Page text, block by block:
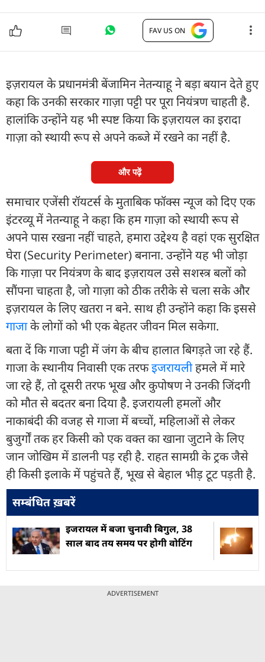
FAV US ON
इज़रायल के प्रधानमंत्री बेंजामिन नेतन्याहू ने बड़ा बयान देते हुए
कहा कि उनकी सरकार गाज़ा पट्टी पर पूरा नियंत्रण चाहती है.
हालांकि उन्होंने यह भी स्पष्ट किया कि इज़रायल का इरादा
गाज़ा को स्थायी रूप से अपने कब्जे में रखने का नहीं है.
और पढ़ें
समाचार एजेंसी रॉयटर्स के मुताबिक फॉक्स न्यूज को दिए एक
इंटरव्यू में नेतन्याहू ने कहा कि हम गाज़ा को स्थायी रूप से
अपने पास रखना नहीं चाहते, हमारा उद्देश्य है वहां एक सुरक्षित
घेरा (Security Perimeter) बनाना. उन्होंने यह भी जोड़ा
कि गाज़ा पर नियंत्रण के बाद इज़रायल उसे सशस्त्र बलों को
सौंपना चाहता है, जो गाज़ा को ठीक तरीके से चला सके और
इज़रायल के लिए खतरा न बने. साथ ही उन्होंने कहा कि इससे
गाजाके लोगों को भी एक बेहतर जीवन मिल सकेगा.
बता दें कि गाजा पट्टी में जंग के बीच हालात बिगड़ते जा रहे हैं.
गाजा के स्थानीय निवासी एक तरफइजरायली हमले में मारे
जा रहे हैं, तो दूसरी तरफ भूख और कुपोषण ने उनकी जिंदगी
को मौत से बदतर बना दिया है. इजरायली हमलों और
नाकाबंदी की वजह से गाजा में बच्चों, महिलाओं से लेकर
बुजुर्गों तक हर किसी को एक वक्त का खाना जुटाने के लिए
जान जोखिम में डालनी पड़ रही है. राहत सामग्री के ट्रक जैसे
ही किसी इलाके में पहुंचते हैं, भूख से बेहाल भीड़ टूट पड़ती है.
सम्बंधित ख़बरें
इजरायल में बजा चुनावी बिगुल, 38
साल बाद तय समय पर होगी वोटिंग
ADVERTISEMENT